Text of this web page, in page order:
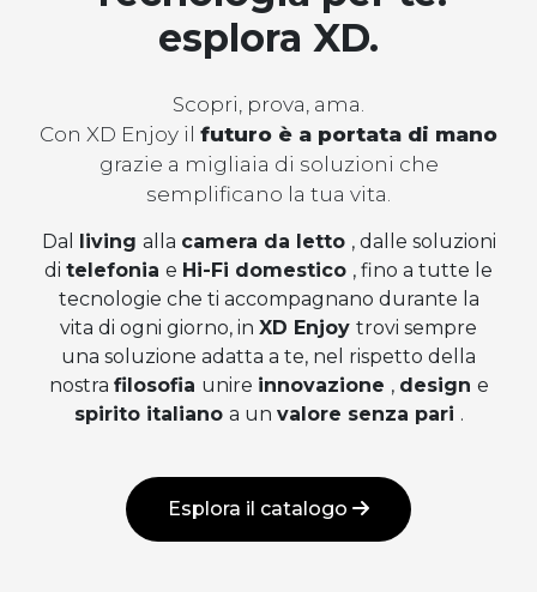
esplora XD.
Scopri, prova, ama.
Con XD Enjoy il futuro è a portata di mano
grazie a migliaia di soluzioni che
semplificano la tua vita.
Dal living alla camera da letto , dalle soluzioni
di telefonia e Hi-Fi domestico , fino a tutte le
tecnologie che ti accompagnano durante la
vita di ogni giorno, in XD Enjoy trovi sempre
una soluzione adatta a te, nel rispetto della
nostra filosofia unire innovazione , design e
spirito italiano a un valore senza pari .
Esplora il catalogo